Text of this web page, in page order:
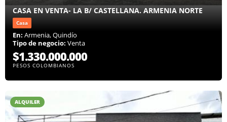
CASA EN VENTA- LA B/ CASTELLANA. ARMENIA NORTE
Casa
En: Armenia, Quindío
Tipo de negocio: Venta
$1.330.000.000
PESOS COLOMBIANOS
ALQUILER